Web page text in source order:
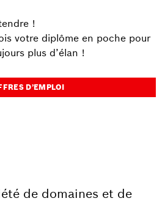
!
votre diplôme en poche pour
plus d’élan !
D’EMPLOI
de domaines et de